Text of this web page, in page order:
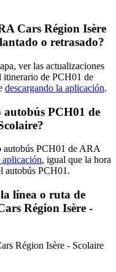
Cars Région Isère
o retrasado?
ver las actualizaciones
itinerario de PCH01 de
descargando la aplicación.
PCH01 de
autobús PCH01 de ARA
aplicación, igual que la hora
autobús PCH01.
línea o ruta de
Région Isère -
Région Isère - Scolaire